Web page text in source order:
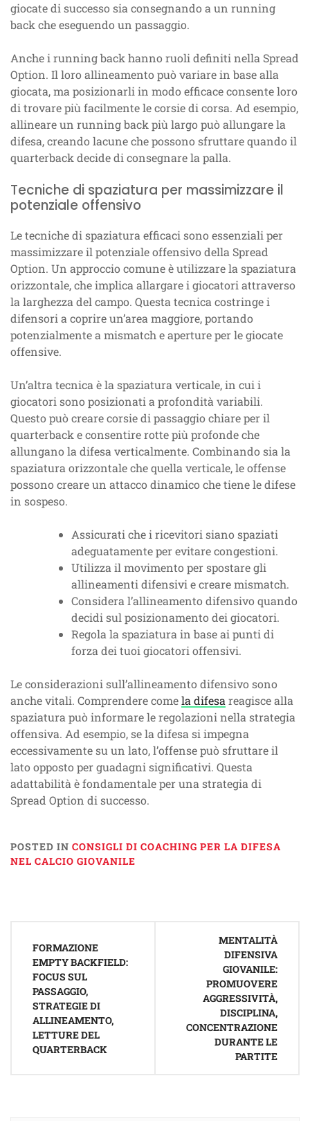
giocate di successo sia consegnando a un running
back che eseguendo un passaggio.
Anche i running back hanno ruoli definiti nella Spread
Option. Il loro allineamento può variare in base alla
giocata, ma posizionarli in modo efficace consente loro
di trovare più facilmente le corsie di corsa. Ad esempio,
allineare un running back più largo può allungare la
difesa, creando lacune che possono sfruttare quando il
quarterback decide di consegnare la palla.
Tecniche di spaziatura per massimizzare il
potenziale offensivo
Le tecniche di spaziatura efficaci sono essenziali per
massimizzare il potenziale offensivo della Spread
Option. Un approccio comune è utilizzare la spaziatura
orizzontale, che implica allargare i giocatori attraverso
la larghezza del campo. Questa tecnica costringe i
difensori a coprire un’area maggiore, portando
potenzialmente a mismatch e aperture per le giocate
offensive.
Un’altra tecnica è la spaziatura verticale, in cui i
giocatori sono posizionati a profondità variabili.
Questo può creare corsie di passaggio chiare per il
quarterback e consentire rotte più profonde che
allungano la difesa verticalmente. Combinando sia la
spaziatura orizzontale che quella verticale, le offense
possono creare un attacco dinamico che tiene le difese
in sospeso.
Assicurati che i ricevitori siano spaziati
adeguatamente per evitare congestioni.
Utilizza il movimento per spostare gli
allineamenti difensivi e creare mismatch.
Considera l’allineamento difensivo quando
decidi sul posizionamento dei giocatori.
Regola la spaziatura in base ai punti di
forza dei tuoi giocatori offensivi.
Le considerazioni sull’allineamento difensivo sono
anche vitali. Comprendere comela difesa reagisce alla
spaziatura può informare le regolazioni nella strategia
offensiva. Ad esempio, se la difesa si impegna
eccessivamente su un lato, l’offense può sfruttare il
lato opposto per guadagni significativi. Questa
adattabilità è fondamentale per una strategia di
Spread Option di successo.
POSTED IN CONSIGLI DI COACHING PER LA DIFESA
NEL CALCIO GIOVANILE
navigation
FORMAZIONE
EMPTY BACKFIELD:
FOCUS SUL
PASSAGGIO,
STRATEGIE DI
ALLINEAMENTO,
LETTURE DEL
QUARTERBACK
MENTALITÀ
DIFENSIVA
GIOVANILE:
PROMUOVERE
AGGRESSIVITÀ,
DISCIPLINA,
CONCENTRAZIONE
DURANTE LE
PARTITE